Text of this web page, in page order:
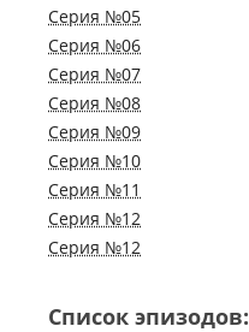
Серия №05
Серия №06
Серия №07
Серия №08
Серия №09
Серия №10
Серия №11
Серия №12
Серия №12
Список эпизодов: